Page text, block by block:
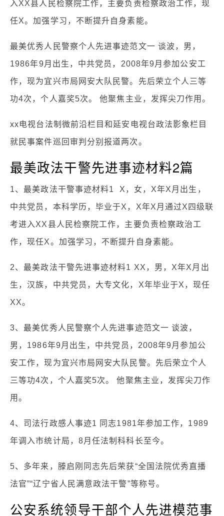
入XX县人民检察院工作，主要负责检察政治工作，现
任X。加强学习，不断提升自身素能。
最美优秀人民警察个人先进事迹范文一 谈波，男，
1986年9月出生，中共党员，2008年9月参加公安工
作，现为宜兴市局网安大队民警。先后荣立个人三等
功4次，个人嘉奖5次。 他聚焦主业，发挥尖刀作用。
xx电视台法制微前沿栏目和延安电视台政法影象栏目
就民事案件巡回审判分别报道两次。
最美政法干警先进事迹材料2篇
1、最美政法干警事迹材料1 X，女，X年X月出生，
中共党员，本科学历，毕业于X，X年X月通过X四级联
考进入XX县人民检察院工作，主要负责检察政治工
作，现任X。加强学习，不断提升自身素能。
2、最美政法干警先进事迹材料1 XX，男，X年X月出
生，汉族，中共党员，大专文化，X年毕业于X，现任
XX。
3、最美优秀人民警察个人先进事迹范文一 谈波，
男，1986年9月出生，中共党员，2008年9月参加公
安工作，现为宜兴市局网安大队民警。先后荣立个人
三等功4次，个人嘉奖5次。 他聚焦主业，发挥尖刀作
用。
4、司法行政感人事迹1 同志1981年参加工作，1989
年调入市统计局，8月任法制科科长至今。
5、多年来，滕启刚同志先后荣获“全国法院优秀直播
法官”“辽宁省人民满意政法干警”等称号。
公安系统领导干部个人先进模范事